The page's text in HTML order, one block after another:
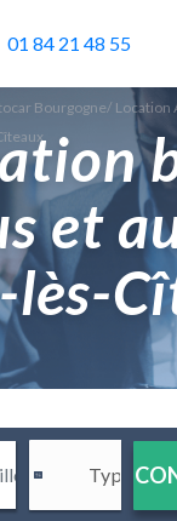
01 84 21 48 55
Bourgogne/ Location
et
lès-